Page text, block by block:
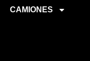
CAMIONES